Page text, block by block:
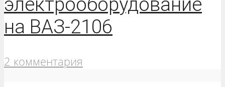
на ВАЗ-2106
2 комментария